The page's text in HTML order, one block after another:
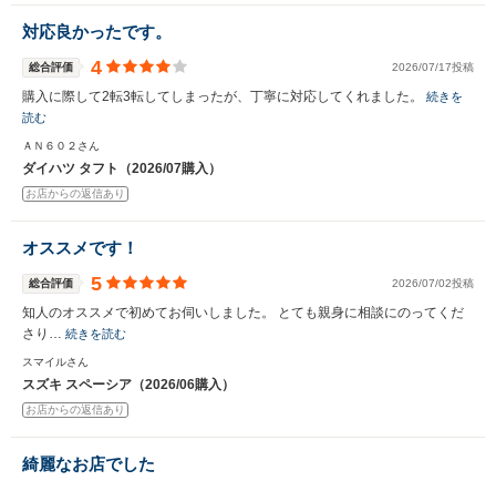
対応良かったです。
総合評価 4 2026/07/17投稿
購入に際して2転3転してしまったが、丁寧に対応してくれました。 続きを
読む
ＡＮ６０２さん
ダイハツ タフト（2026/07購入）
お店からの返信あり
オススメです！
総合評価 5 2026/07/02投稿
知人のオススメで初めてお伺いしました。 とても親身に相談にのってくだ
さり… 続きを読む
スマイルさん
スズキ スペーシア（2026/06購入）
お店からの返信あり
綺麗なお店でした